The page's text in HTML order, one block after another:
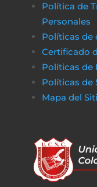
Política de
Personales
Políticas de
Certificado
Políticas de
Políticas de
Mapa del